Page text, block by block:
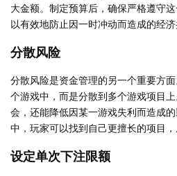
大金额。制定预算后，确保严格遵守
以有效地防止因一时冲动而造成的经济
分散风险
分散风险是资金管理的另一个重要方
个游戏中，而是分散到多个游戏项目
会，还能降低因某一游戏失利而造成
中，玩家可以找到自己更擅长的项目，
设定单次下注限额